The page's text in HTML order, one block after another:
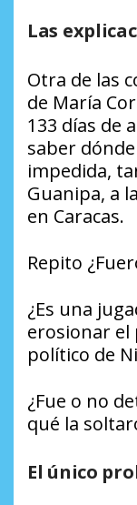
Las
Otra de las
de María
133 días de
saber
impedida,
Guanipa, a
en Caracas.
Repito
¿Es una
erosionar el
político de
¿Fue o no
qué la
El único